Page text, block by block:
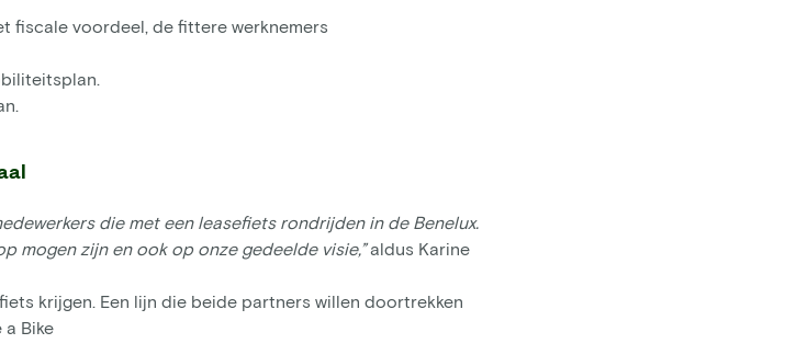
fiscale voordeel, de fittere werknemers
die met een leasefiets rondrijden in de Benelux.
mogen zijn en ook op onze gedeelde visie,”aldus Karine
krijgen. Een lijn die beide partners willen doortrekken
a Bike